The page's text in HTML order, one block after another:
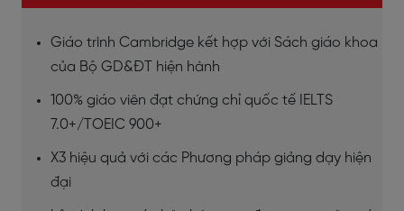
Giáo trình Cambridge kết hợp với Sách giáo khoa
của Bộ GD&ĐT hiện hành
100% giáo viên đạt chứng chỉ quốc tế IELTS
7.0+/TOEIC 900+
X3 hiệu quả với các Phương pháp giảng dạy hiện
đại